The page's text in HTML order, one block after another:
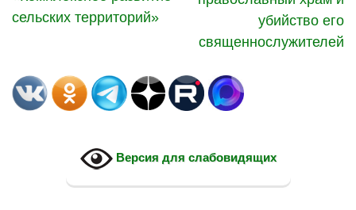
сельских территорий»
убийство его
священнослужителей
Версия для слабовидящих